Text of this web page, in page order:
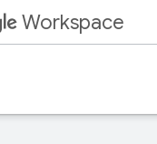
Workspace